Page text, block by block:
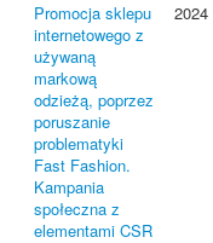
Promocja sklepu
internetowego z
używaną
markową
odzieżą, poprzez
poruszanie
problematyki
Fast Fashion.
Kampania
społeczna z
elementami CSR
2024